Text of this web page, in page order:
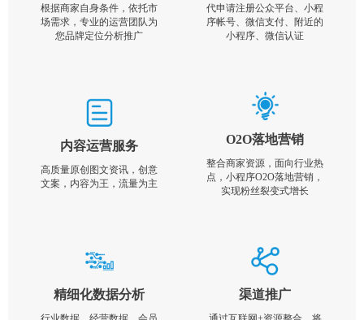
根据商家自身条件，依托市
场需求，专业的运营团队为
您品牌定位分析推广
代申请注册公众平台、小程
序帐号、微信支付、附近的
小程序、微信认证
内容运营服务
高质量原创图文资讯，创意
文案，内容为王，流量为主
O2O落地营销
整合商家资源，面向行业热
点，小程序O2O落地营销，
实现粉丝裂变式增长
精细化数据分析 渠道推广